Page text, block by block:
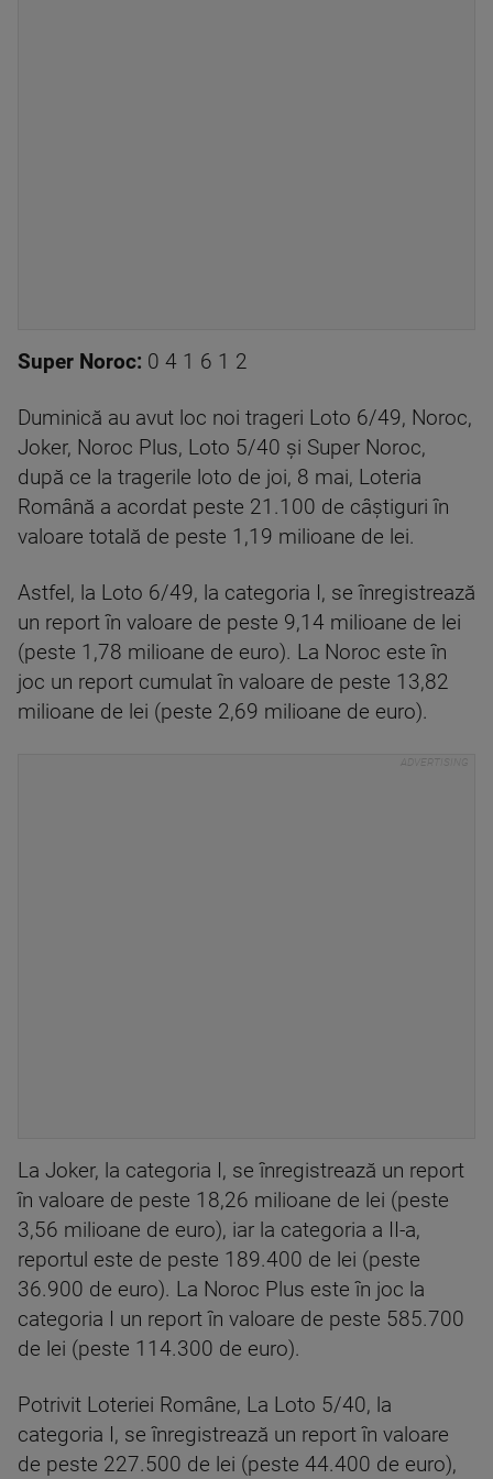
Super Noroc: 0 4 1 6 1 2
Duminică au avut loc noi trageri Loto 6/49, Noroc,
Joker, Noroc Plus, Loto 5/40 și Super Noroc,
după ce la tragerile loto de joi, 8 mai, Loteria
Română a acordat peste 21.100 de câștiguri în
valoare totală de peste 1,19 milioane de lei.
Astfel, la Loto 6/49, la categoria I, se înregistrează
un report în valoare de peste 9,14 milioane de lei
(peste 1,78 milioane de euro). La Noroc este în
joc un report cumulat în valoare de peste 13,82
milioane de lei (peste 2,69 milioane de euro).
La Joker, la categoria I, se înregistrează un report
în valoare de peste 18,26 milioane de lei (peste
3,56 milioane de euro), iar la categoria a II-a,
reportul este de peste 189.400 de lei (peste
36.900 de euro). La Noroc Plus este în joc la
categoria I un report în valoare de peste 585.700
de lei (peste 114.300 de euro).
Potrivit Loteriei Române, La Loto 5/40, la
categoria I, se înregistrează un report în valoare
de peste 227.500 de lei (peste 44.400 de euro),